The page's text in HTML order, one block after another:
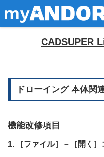
CADSUPER
ドローイング 本体関
機能改修項目
1. ［ファイル］－［開く］